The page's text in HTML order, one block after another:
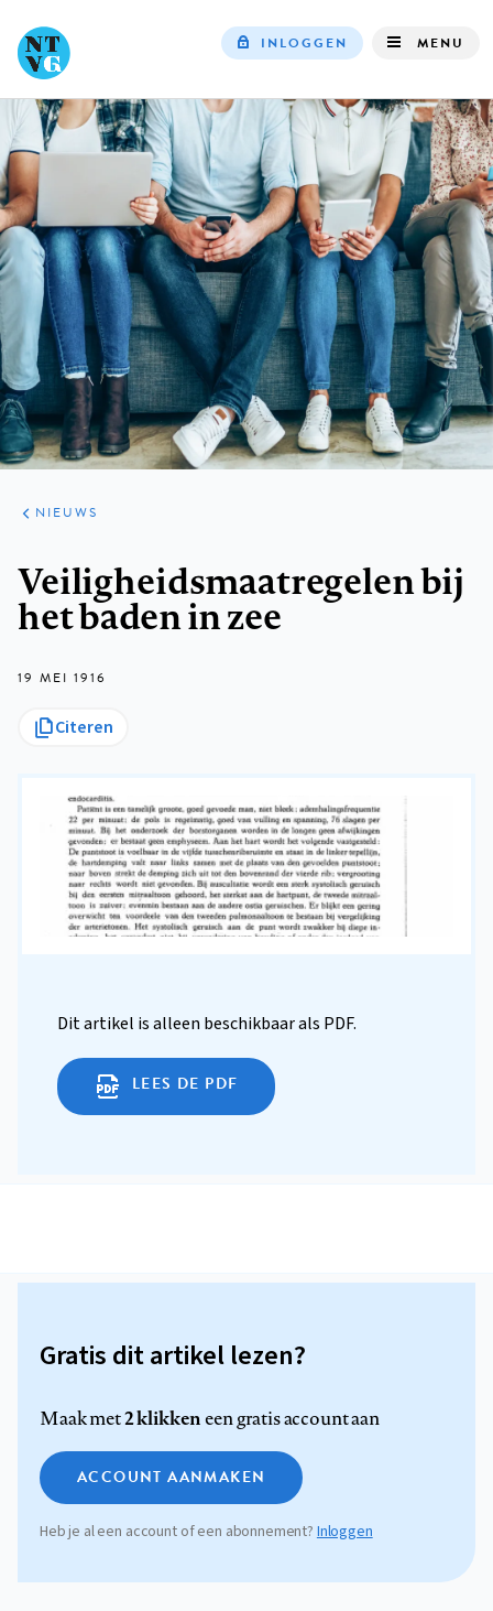
navigation
INLOGGEN MENU
ARTIKELEN
HET
KORT
NIEUWS
Veiligheidsmaatregelen bij
het baden in zee
19 MEI 1916
Citeren
Dit artikel is alleen beschikbaar als PDF.
LEES DE PDF
Gratis dit artikel lezen?
Maak met2 klikkeneen gratis account aan
ACCOUNT AANMAKEN
Heb je al een account of een abonnement? Inloggen